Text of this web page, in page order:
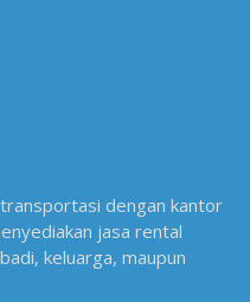
dengan kantor
jasa rental
keluarga, maupun